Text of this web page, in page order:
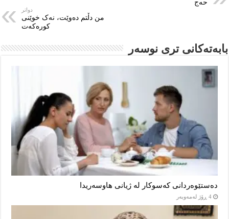
حەج
دواتر
من دڵتم دەوێت، نەک خوێنی
کورەکەت
بابەتەکانى ترى نوسەر
دەستێوەردانی کەسوکار لە ژیانی هاوسەریدا
4 ڕۆژ لەمەوبەر